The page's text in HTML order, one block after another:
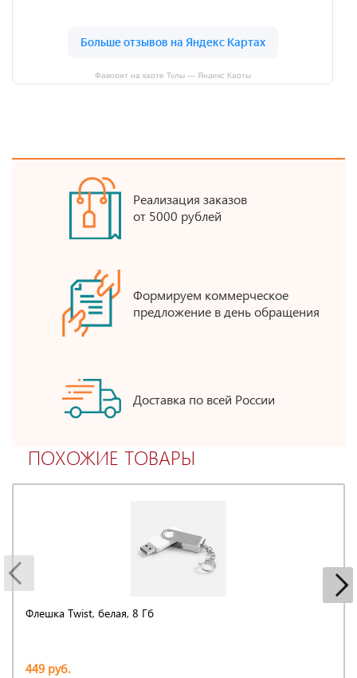
Фаворит на карте Тулы — Яндекс Карты
Реализация заказов
от 5000 рублей
Формируем коммерческое
предложение в день обращения
Доставка по всей России
ПОХОЖИЕ ТОВАРЫ
Флешка Twist, белая, 8 Гб
449 руб.